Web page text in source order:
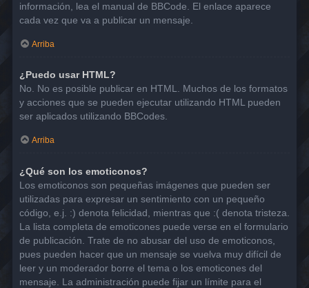
información, lea el manual de BBCode. El enlace aparece
cada vez que va a publicar un mensaje.
Arriba
¿Puedo usar HTML?
No. No es posible publicar en HTML. Muchos de los formatos
y acciones que se pueden ejecutar utilizando HTML pueden
ser aplicados utilizando BBCodes.
Arriba
¿Qué son los emoticonos?
Los emoticonos son pequeñas imágenes que pueden ser
utilizadas para expresar un sentimiento con un pequeño
código, e.j. :) denota felicidad, mientras que :( denota tristeza.
La lista completa de emoticones puede verse en el formulario
de publicación. Trate de no abusar del uso de emoticonos,
pues pueden hacer que un mensaje se vuelva muy difícil de
leer y un moderador borre el tema o los emoticones del
mensaje. La administración puede fijar un límite para el